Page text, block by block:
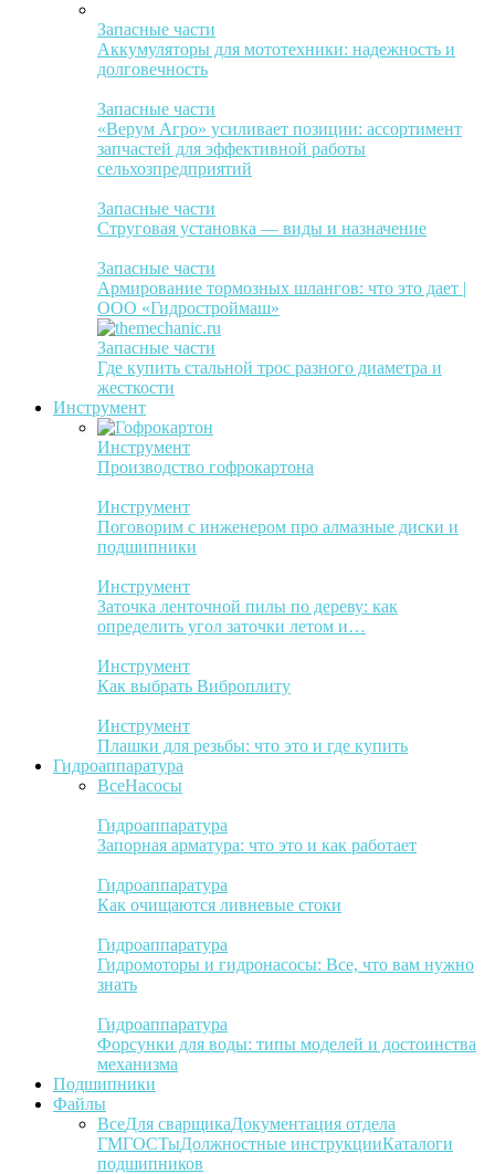
Запасные части
Аккумуляторы для мототехники: надежность и
долговечность
Запасные части
«Верум Агро» усиливает позиции: ассортимент
запчастей для эффективной работы
сельхозпредприятий
Запасные части
Струговая установка — виды и назначение
Запасные части
Армирование тормозных шлангов: что это дает |
ООО «Гидростроймаш»
Запасные части
Где купить стальной трос разного диаметра и
жесткости
Инструмент
Инструмент
Производство гофрокартона
Инструмент
Поговорим с инженером про алмазные диски и
подшипники
Инструмент
Заточка ленточной пилы по дереву: как
определить угол заточки летом и…
Инструмент
Как выбрать Виброплиту
Инструмент
Плашки для резьбы: что это и где купить
Гидроаппаратура
ВсеНасосы
Гидроаппаратура
Запорная арматура: что это и как работает
Гидроаппаратура
Как очищаются ливневые стоки
Гидроаппаратура
Гидромоторы и гидронасосы: Все, что вам нужно
знать
Гидроаппаратура
Форсунки для воды: типы моделей и достоинства
механизма
Подшипники
Файлы
ВсеДля сварщикаДокументация отдела
ГМГОСТыДолжностные инструкцииКаталоги
подшипников